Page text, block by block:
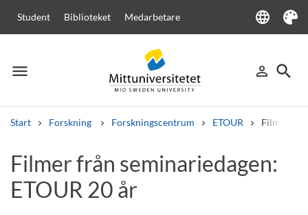
Student Biblioteket Medarbetare language
Language
Tema
menu
Meny person_outline
Logga in
search
Sök
Start Forskning Forskningscentrum ETOUR Filmer
Andra söktjänster
Kurser och program Kursplaner
Filmer från seminariedagen:
ETOUR 20 år